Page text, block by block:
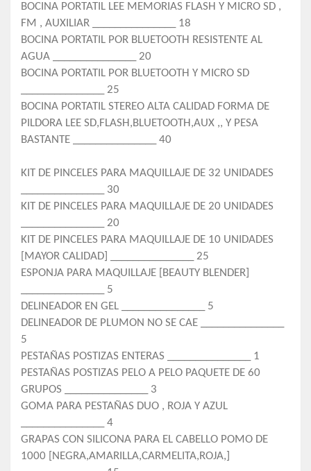
BOCINA PORTATIL LEE MEMORIAS FLASH Y MICRO SD ,
FM , AUXILIAR _______________ 18
BOCINA PORTATIL POR BLUETOOTH RESISTENTE AL
AGUA _______________ 20
BOCINA PORTATIL POR BLUETOOTH Y MICRO SD
_______________ 25
BOCINA PORTATIL STEREO ALTA CALIDAD FORMA DE
PILDORA LEE SD,FLASH,BLUETOOTH,AUX ,, Y PESA
BASTANTE _______________ 40
KIT DE PINCELES PARA MAQUILLAJE DE 32 UNIDADES
_______________ 30
KIT DE PINCELES PARA MAQUILLAJE DE 20 UNIDADES
_______________ 20
KIT DE PINCELES PARA MAQUILLAJE DE 10 UNIDADES
[MAYOR CALIDAD] _______________ 25
ESPONJA PARA MAQUILLAJE [BEAUTY BLENDER]
_______________ 5
DELINEADOR EN GEL _______________ 5
DELINEADOR DE PLUMON NO SE CAE _______________
5
PESTAÑAS POSTIZAS ENTERAS _______________ 1
PESTAÑAS POSTIZAS PELO A PELO PAQUETE DE 60
GRUPOS _______________ 3
GOMA PARA PESTAÑAS DUO , ROJA Y AZUL
_______________ 4
GRAPAS CON SILICONA PARA EL CABELLO POMO DE
1000 [NEGRA,AMARILLA,CARMELITA,ROJA,]